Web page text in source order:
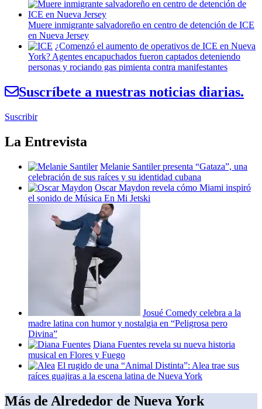
Muere inmigrante salvadoreño en centro de detención de ICE
en Nueva Jersey
¿Comenzó el aumento de operativos de ICE en Nueva
York? Agentes encapuchados fueron captados deteniendo
personas y rociando gas pimienta contra manifestantes
Suscríbete a nuestras noticias diarias.
Suscribir
La Entrevista
Melanie Santiler presenta “Gataza”, una
celebración de sus raíces y su identidad cubana
Oscar Maydon revela cómo Miami inspiró
el sonido de Música En Mi Jetski
Josué Comedy celebra a la
madre latina con humor y nostalgia en “Peligrosa pero
Divina”
Diana Fuentes revela su nueva historia
musical en Flores y Fuego
El rugido de una “Animal Distinta”: Alea trae sus
raíces guajiras a la escena latina de Nueva York
Más de Alrededor de Nueva York